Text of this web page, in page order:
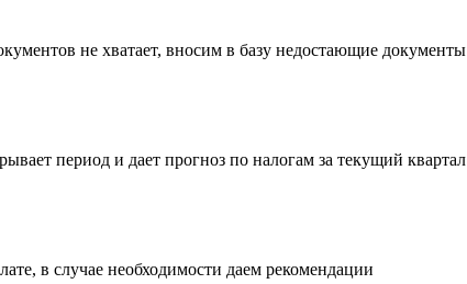
не хватает, вносим в базу недостающие документы
период и дает прогноз по налогам за текущий квартал
в случае необходимости даем рекомендации